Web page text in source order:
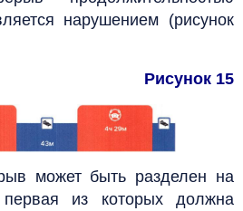
нарушением (рисунок
Рисунок 15
может быть разделен на
первая из которых должна